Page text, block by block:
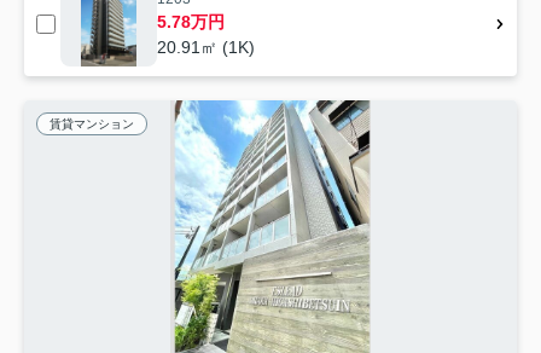
5.78万円
20.91㎡ (1K)
賃貸マンション